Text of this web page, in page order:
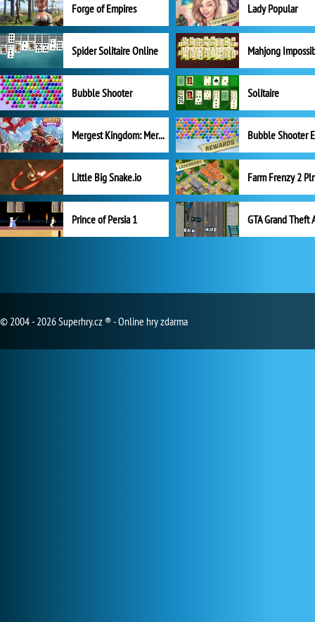
Forge of Empires Lady Popular
Spider Solitaire Online Mahjong
Bubble Shooter Solitaire
Mergest Kingdom: Merge Puzzle
Little Big Snake.io
Prince of Persia 1 GTA Grand Theft
© 2004 - 2026 Superhry.cz ® - Online hry zdarma